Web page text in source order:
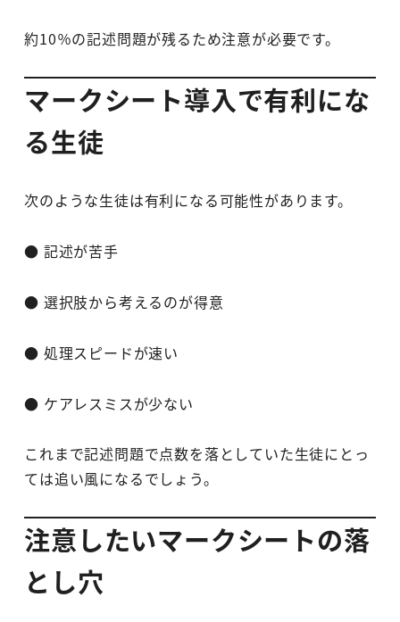
約10％の記述問題が残るため注意が必要です。
マークシート導入で有利にな
る生徒
次のような生徒は有利になる可能性があります。
● 記述が苦手
● 選択肢から考えるのが得意
● 処理スピードが速い
● ケアレスミスが少ない
これまで記述問題で点数を落としていた生徒にとっ
ては追い風になるでしょう。
注意したいマークシートの落
とし穴